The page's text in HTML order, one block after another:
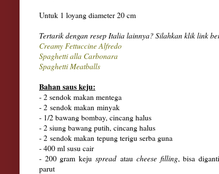
Untuk 1 loyang diameter 20 cm
Tertarik dengan resep Italia lainnya? Silahkan klik link
Creamy Fettuccine Alfredo
Spaghetti alla Carbonara
Spaghetti Meatballs
Bahan saus keju:
- 2 sendok makan mentega
- 2 sendok makan minyak
- 1/2 bawang bombay, cincang halus
- 2 siung bawang putih, cincang halus
- 2 sendok makan tepung terigu serba guna
- 400 ml susu cair
- 200 gram keju spreadatau cheese filling, bisa
parut